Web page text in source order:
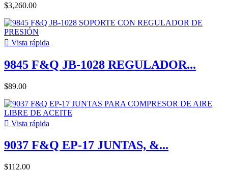
$3,260.00
 Vista rápida
9845 F&Q JB-1028 REGULADOR...
$89.00
 Vista rápida
9037 F&Q EP-17 JUNTAS, &...
$112.00